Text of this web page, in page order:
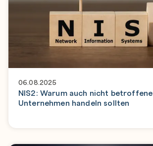
06.08.2025
NIS2: Warum auch nicht betroffene
Unternehmen handeln sollten